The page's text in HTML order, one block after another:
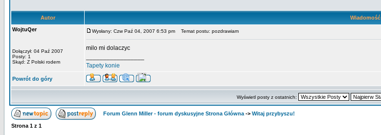
Autor
Wiadomość
WojtuQer
Dołączył: 04 Paź 2007
Posty: 1
Skąd: Z Polski rodem
Wysłany: Czw Paź 04, 2007 6:53 pm Temat postu: pozdrawiam
milo mi dolaczyc
Tapety konie
Powrót do góry
Wyświetl posty z ostatnich:
Forum Glenn Miller - forum dyskusyjne Strona Główna -> Witaj przybyszu!
Strona 1 z 1